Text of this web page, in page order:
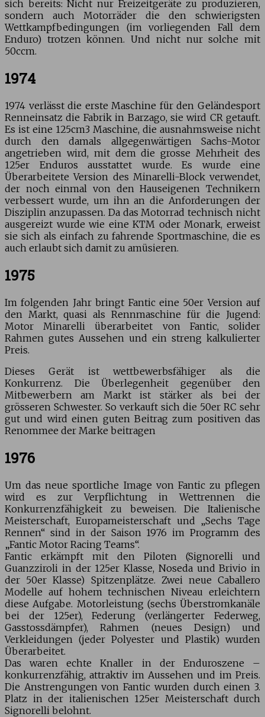
sich bereits: Nicht nur Freizeitgeräte zu produzieren,
sondern auch Motorräder die den schwierigsten
Wettkampfbedingungen (im vorliegenden Fall dem
Enduro) trotzen können. Und nicht nur solche mit
50ccm.
1974
1974 verlässt die erste Maschine für den Geländesport
Renneinsatz die Fabrik in Barzago, sie wird CR getauft.
Es ist eine 125cm3 Maschine, die ausnahmsweise nicht
durch den damals allgegenwärtigen Sachs-Motor
angetrieben wird, mit dem die grosse Mehrheit des
125er Enduros ausstattet wurde. Es wurde eine
Überarbeitete Version des Minarelli-Block verwendet,
der noch einmal von den Hauseigenen Technikern
verbessert wurde, um ihn an die Anforderungen der
Disziplin anzupassen. Da das Motorrad technisch nicht
ausgereizt wurde wie eine KTM oder Monark, erweist
sie sich als einfach zu fahrende Sportmaschine, die es
auch erlaubt sich damit zu amüsieren.
1975
Im folgenden Jahr bringt Fantic eine 50er Version auf
den Markt, quasi als Rennmaschine für die Jugend:
Motor Minarelli überarbeitet von Fantic, solider
Rahmen gutes Aussehen und ein streng kalkulierter
Preis.
Dieses Gerät ist wettbewerbsfähiger als die
Konkurrenz. Die Überlegenheit gegenüber den
Mitbewerbern am Markt ist stärker als bei der
grösseren Schwester. So verkauft sich die 50er RC sehr
gut und wird einen guten Beitrag zum positiven das
Renommee der Marke beitragen
1976
Um das neue sportliche Image von Fantic zu pflegen
wird es zur Verpflichtung in Wettrennen die
Konkurrenzfähigkeit zu beweisen. Die Italienische
Meisterschaft, Europameisterschaft und „Sechs Tage
Rennen“ sind in der Saison 1976 im Programm des
„Fantic Motor Racing Teams“.
Fantic erkämpft mit den Piloten (Signorelli und
Guanzziroli in der 125er Klasse, Noseda und Brivio in
der 50er Klasse) Spitzenplätze. Zwei neue Caballero
Modelle auf hohem technischen Niveau erleichtern
diese Aufgabe. Motorleistung (sechs Überstromkanäle
bei der 125er), Federung (verlängerter Federweg,
Gasstossdämpfer), Rahmen (neues Design) und
Verkleidungen (jeder Polyester und Plastik) wurden
Überarbeitet.
Das waren echte Knaller in der Enduroszene –
konkurrenzfähig, attraktiv im Aussehen und im Preis.
Die Anstrengungen von Fantic wurden durch einen 3.
Platz in der italienischen 125er Meisterschaft durch
Signorelli belohnt.